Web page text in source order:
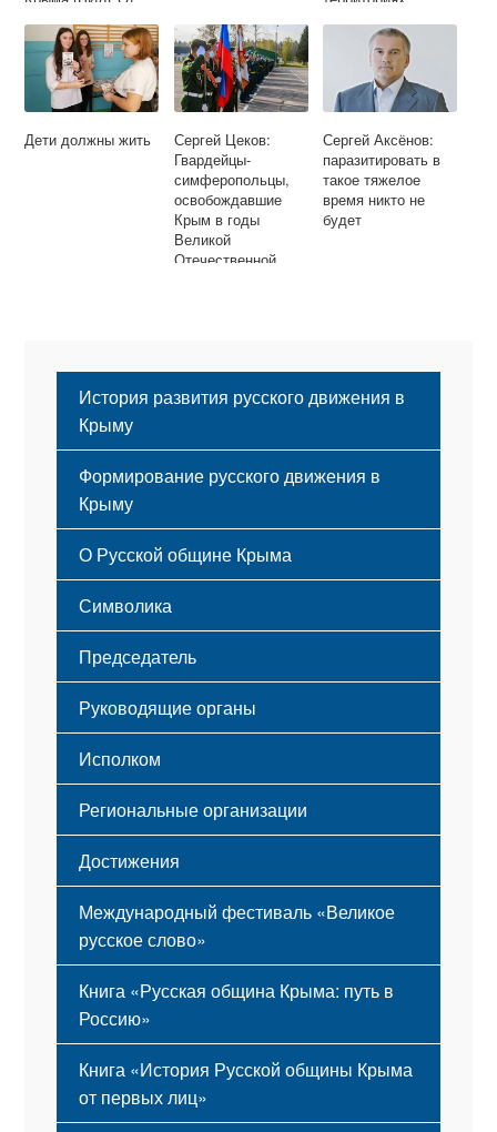
Дети должны жить
Сергей Цеков:
Гвардейцы-
симферопольцы,
освобождавшие
Крым в годы
Великой
Отечественной
Сергей Аксёнов:
паразитировать в
такое тяжелое
время никто не
будет
История развития русского движения в
Крыму
Формирование русского движения в
Крыму
Русский Крым
О Русской общине Крыма
Этапы становления
Принципы деятельности
Структура
Мероприятия
Символика
Флаг
Герб
Гимн
Председатель
Руководящие органы
Исполком
Региональные организации
Достижения
Международный фестиваль «Великое
русское слово»
Книга «Русская община Крыма: путь в
Россию»
Книга «История Русской общины Крыма
от первых лиц»